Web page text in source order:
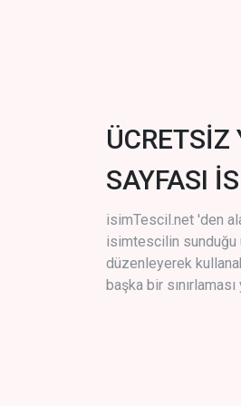
SAYFASI
isimTescil.net 'den
isimtescilin sunduğu
düzenleyerek
başka bir sınırlaması